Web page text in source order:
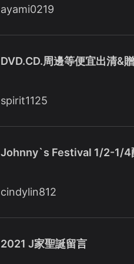
ayami0219
DVD.CD.周邊等便宜出清&
spirit1125
Johnny`s Festival 1/2-1/4
cindylin812
2021 J家聖誕留言